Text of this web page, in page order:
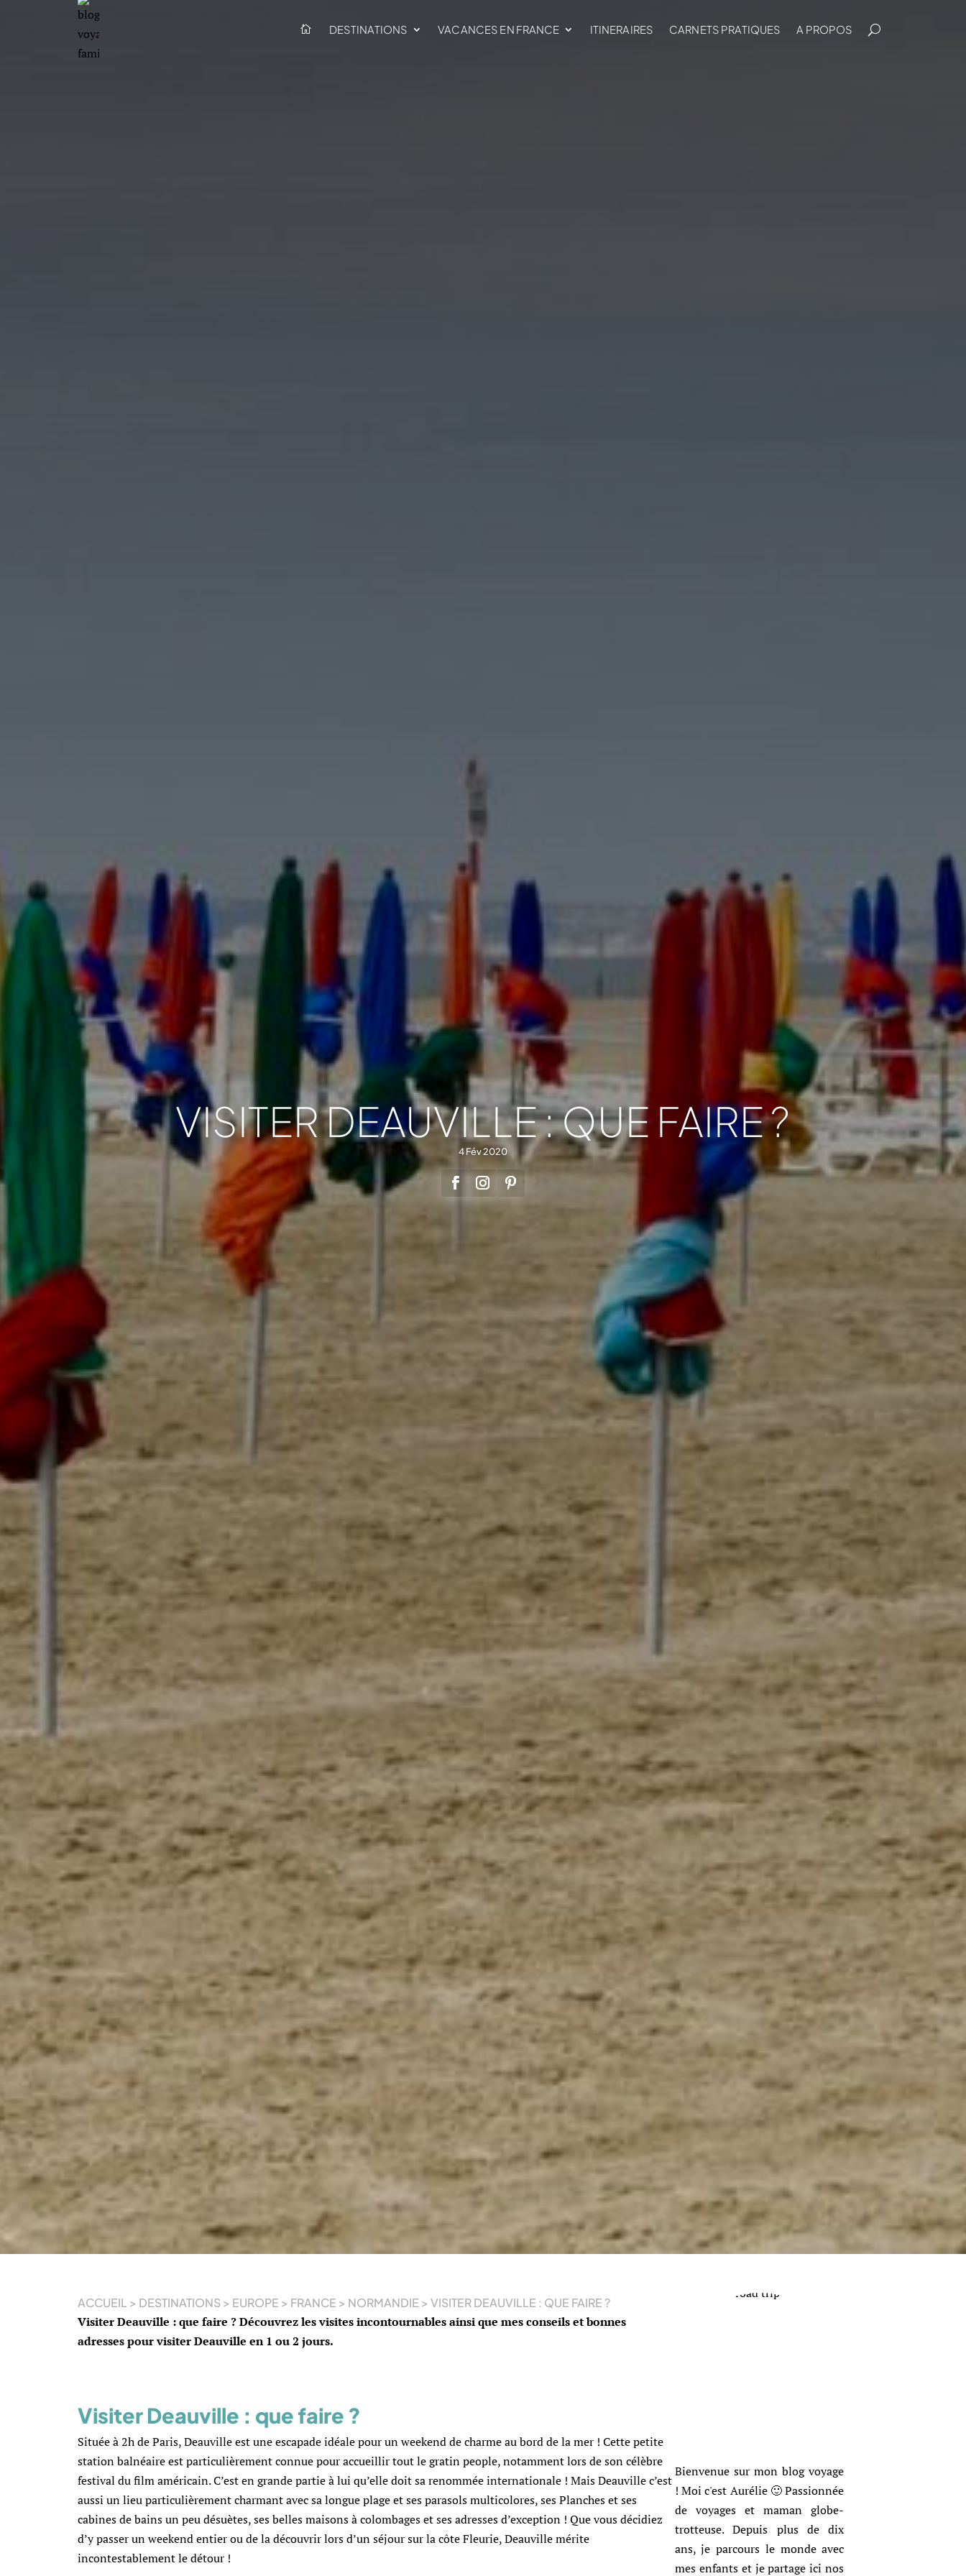
DESTINATIONS VACANCES EN FRANCE ITINERAIRES CARNETS PRATIQUES A PROPOS
VISITER DEAUVILLE : QUE FAIRE ?
4 Fév 2020
ACCUEIL > DESTINATIONS> EUROPE > FRANCE > NORMANDIE > VISITER DEAUVILLE : QUE FAIRE ?
Visiter Deauville : que faire ? Découvrez les visites incontournables ainsi que mes conseils et bonnes
adresses pour visiter Deauville en 1 ou 2 jours.
Visiter Deauville : que faire ?
Située à 2h de Paris, Deauville est une escapade idéale pour un weekend de charme au bord de la mer ! Cette petite
station balnéaire est particulièrement connue pour accueillir tout le gratin people, notamment lors de son célèbre
festival du film américain. C’est en grande partie à lui qu’elle doit sa renommée internationale ! Mais Deauville c’est
aussi un lieu particulièrement charmant avec sa longue plage et ses parasols multicolores, ses Planches et ses
cabines de bains un peu désuètes, ses belles maisons à colombages et ses adresses d’exception ! Que vous décidiez
d’y passer un weekend entier ou de la découvrir lors d’un séjour sur la côte Fleurie, Deauville mérite
incontestablement le détour !
Bienvenue sur mon blog voyage
! Moi c'est Aurélie 🙂 Passionnée
de voyages et maman globe-
trotteuse. Depuis plus de dix
ans, je parcours le monde avec
mes enfants et je partage ici nos